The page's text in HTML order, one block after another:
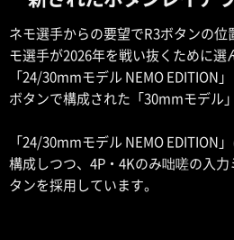
ネモ選手からの要望でR3ボタンの位
モ選手が2026年を戦い抜くために選
「24/30mmモデル NEMO EDITION
ボタンで構成された「30mmモデル
「24/30mmモデル NEMO EDITION
構成しつつ、4P・4Kのみ咄嗟の入
タンを採用しています。